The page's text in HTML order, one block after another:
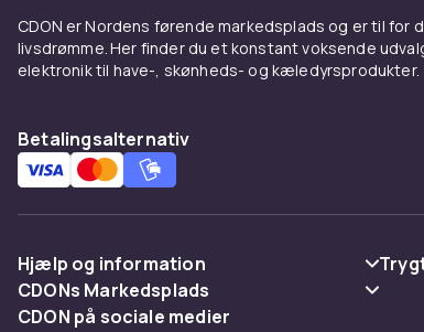
CDON er Nordens førende markedsplads og er til for
livsdrømme. Her finder du et konstant voksende
elektronik til have-, skønheds- og kæledyrsprodukter.
Betalingsalternativ
Hjælp og information
Ofte stillede spørgsmål
CDONs Markedsplads
Merchant Help Center
CDON på sociale medier